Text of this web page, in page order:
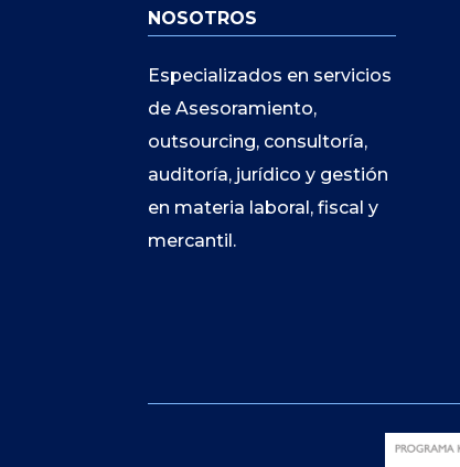
NOSOTROS
Especializados en servicios
de Asesoramiento,
outsourcing, consultoría,
auditoría, jurídico y gestión
en materia laboral, fiscal y
mercantil.